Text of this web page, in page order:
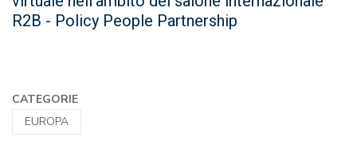
R2B - Policy People Partnership
CATEGORIE
EUROPA